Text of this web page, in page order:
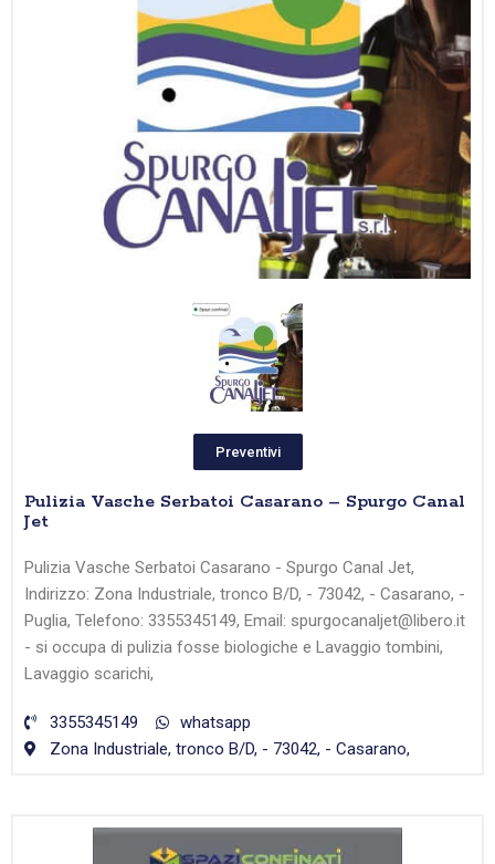
Preventivi
Pulizia Vasche Serbatoi Casarano – Spurgo Canal
Jet
Pulizia Vasche Serbatoi Casarano - Spurgo Canal Jet,
Indirizzo: Zona Industriale, tronco B/D, - 73042, - Casarano, -
Puglia, Telefono: 3355345149, Email: spurgocanaljet@libero.it
- si occupa di pulizia fosse biologiche e Lavaggio tombini,
Lavaggio scarichi,
3355345149
whatsapp
Zona Industriale, tronco B/D, - 73042, - Casarano,